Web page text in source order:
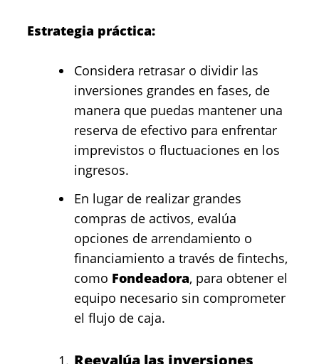
Estrategia práctica:
Considera retrasar o dividir las
inversiones grandes en fases, de
manera que puedas mantener una
reserva de efectivo para enfrentar
imprevistos o fluctuaciones en los
ingresos.
En lugar de realizar grandes
compras de activos, evalúa
opciones de arrendamiento o
financiamiento a través de fintechs,
como Fondeadora, para obtener el
equipo necesario sin comprometer
el flujo de caja.
Reevalúa las inversiones